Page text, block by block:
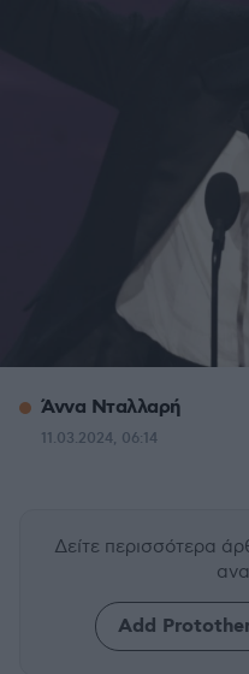
Άννα Νταλλαρή
11.03.2024, 06:14
Δείτε περισσότερα
Add